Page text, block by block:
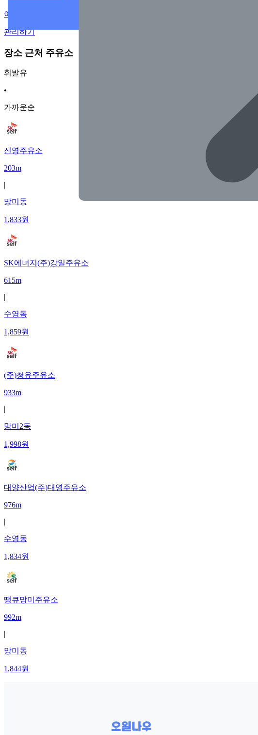
이 주유소의 사장님이신가요?
관리하기
장소 근처 주유소
휘발유
•
가까운순
신영주유소
203m
|
망미동
1,833원
SK에너지(주)강일주유소
615m
|
수영동
1,859원
(주)청유주유소
933m
|
망미2동
1,998원
대양산업(주)대영주유소
976m
|
수영동
1,834원
땡큐망미주유소
992m
|
망미동
1,844원